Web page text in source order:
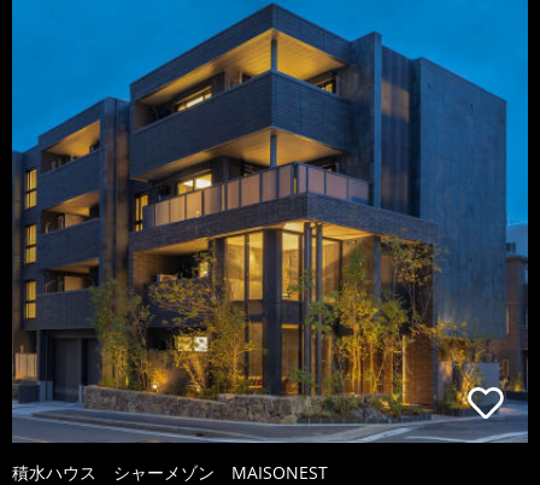
積水ハウス シャーメゾン MAISONEST